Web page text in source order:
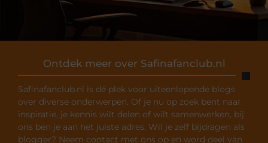
Ontdek meer over Safinafanclub.nl
Safinafanclub.nl is dé plek voor uiteenlopende blogs
over diverse onderwerpen. Of je nu op zoek bent naar
inspiratie, je kennis wilt delen of wilt samenwerken, bij
ons ben je aan het juiste adres. Wil je zelf bijdragen als
blogger? Neem contact met ons op en word deel van